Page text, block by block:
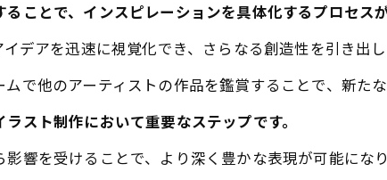
ことで、インスピレーションを具体化するプロセスが
デアを迅速に視覚化でき、さらなる創造性を引き出し
で他のアーティストの作品を鑑賞することで、新た
スト制作において重要なステップです。
響を受けることで、より深く豊かな表現が可能になり